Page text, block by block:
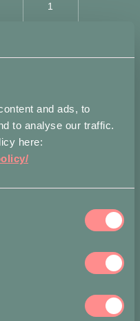
and ads, to
to analyse our traffic.
here:
1
AL
alla lista dei